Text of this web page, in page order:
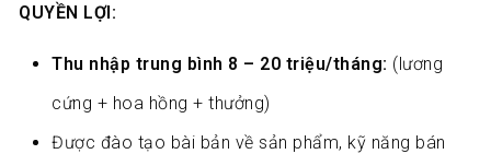
QUYỀN LỢI:
Thu nhập trung bình 8 – 20 triệu/tháng (lương
cứng + hoa hồng + thưởng)
Được đào tạo bài bản về sản phẩm, kỹ năng bán